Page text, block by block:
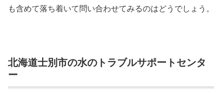
も含めて落ち着いて問い合わせてみるのはどうでしょう。
北海道士別市の水のトラブルサポートセンタ
ー